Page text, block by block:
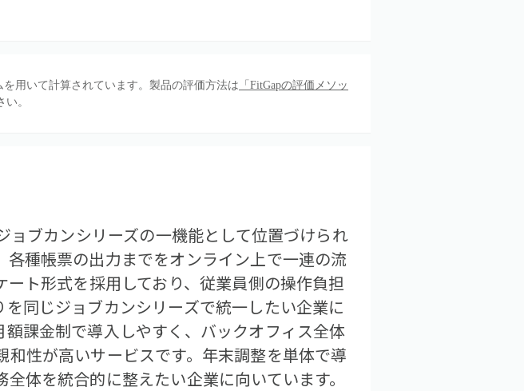
用いて計算されています。製品の評価方法は 「FitGapの評価メソッ
。
ブカンシリーズの一機能として位置づけられ
種帳票の出力までをオンライン上で一連の流
ト形式を採用しており、従業員側の操作負担
同じジョブカンシリーズで統一したい企業に
課金制で導入しやすく、バックオフィス全体
性が高いサービスです。年末調整を単体で導
体を統合的に整えたい企業に向いています。